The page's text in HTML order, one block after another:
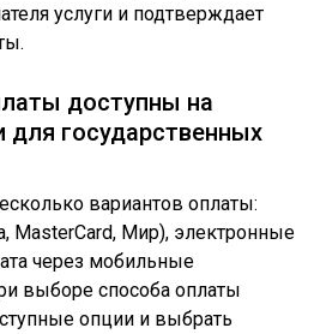
услуги и подтверждает
доступны на
для государственных
вариантов оплаты:
MasterCard, Мир), электронные
через мобильные
выборе способа оплаты
опции и выбрать